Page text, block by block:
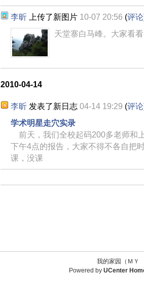
李昕 上传了新图片 10-07 20:56 (评论
天堂寨白马峰。大家看
2010-04-14
李昕 发表了新日志 04-14 19:29 (评论
学术明星走穴实录
前天，我们全校起码200多老师
下午4点的报告，大家不得不各自把
课，没课
我的家园（Ｍ
Powered by UCenter